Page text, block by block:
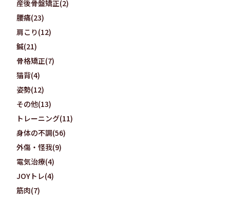
産後骨盤矯正(2)
腰痛(23)
肩こり(12)
鍼(21)
骨格矯正(7)
猫背(4)
姿勢(12)
その他(13)
トレーニング(11)
身体の不調(56)
外傷・怪我(9)
電気治療(4)
JOYトレ(4)
筋肉(7)